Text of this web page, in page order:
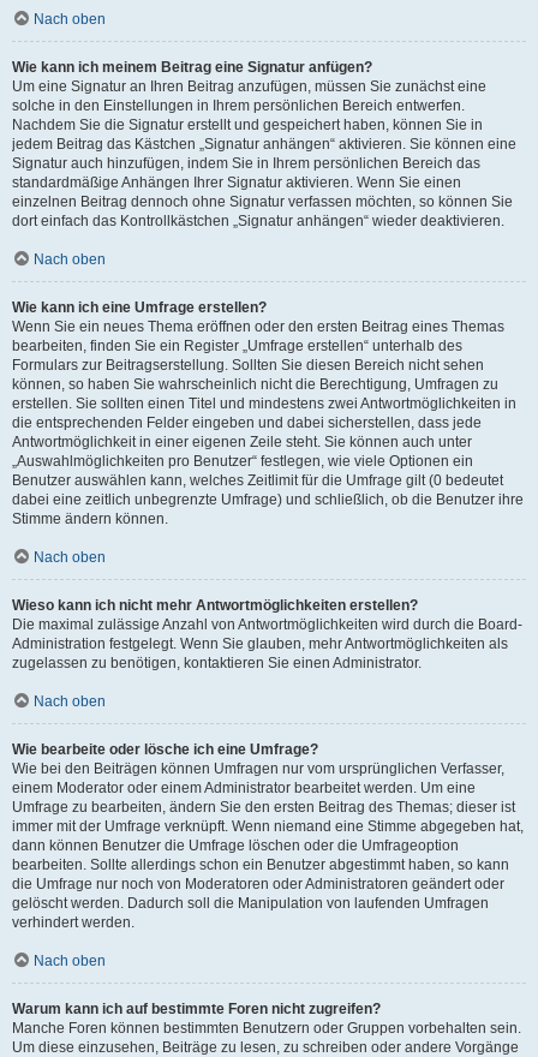
Nach oben
Wie kann ich meinem Beitrag eine Signatur anfügen?
Um eine Signatur an Ihren Beitrag anzufügen, müssen Sie zunächst eine
solche in den Einstellungen in Ihrem persönlichen Bereich entwerfen.
Nachdem Sie die Signatur erstellt und gespeichert haben, können Sie in
jedem Beitrag das Kästchen „Signatur anhängen“ aktivieren. Sie können eine
Signatur auch hinzufügen, indem Sie in Ihrem persönlichen Bereich das
standardmäßige Anhängen Ihrer Signatur aktivieren. Wenn Sie einen
einzelnen Beitrag dennoch ohne Signatur verfassen möchten, so können Sie
dort einfach das Kontrollkästchen „Signatur anhängen“ wieder deaktivieren.
Nach oben
Wie kann ich eine Umfrage erstellen?
Wenn Sie ein neues Thema eröffnen oder den ersten Beitrag eines Themas
bearbeiten, finden Sie ein Register „Umfrage erstellen“ unterhalb des
Formulars zur Beitragserstellung. Sollten Sie diesen Bereich nicht sehen
können, so haben Sie wahrscheinlich nicht die Berechtigung, Umfragen zu
erstellen. Sie sollten einen Titel und mindestens zwei Antwortmöglichkeiten in
die entsprechenden Felder eingeben und dabei sicherstellen, dass jede
Antwortmöglichkeit in einer eigenen Zeile steht. Sie können auch unter
„Auswahlmöglichkeiten pro Benutzer“ festlegen, wie viele Optionen ein
Benutzer auswählen kann, welches Zeitlimit für die Umfrage gilt (0 bedeutet
dabei eine zeitlich unbegrenzte Umfrage) und schließlich, ob die Benutzer ihre
Stimme ändern können.
Nach oben
Wieso kann ich nicht mehr Antwortmöglichkeiten erstellen?
Die maximal zulässige Anzahl von Antwortmöglichkeiten wird durch die Board-
Administration festgelegt. Wenn Sie glauben, mehr Antwortmöglichkeiten als
zugelassen zu benötigen, kontaktieren Sie einen Administrator.
Nach oben
Wie bearbeite oder lösche ich eine Umfrage?
Wie bei den Beiträgen können Umfragen nur vom ursprünglichen Verfasser,
einem Moderator oder einem Administrator bearbeitet werden. Um eine
Umfrage zu bearbeiten, ändern Sie den ersten Beitrag des Themas; dieser ist
immer mit der Umfrage verknüpft. Wenn niemand eine Stimme abgegeben hat,
dann können Benutzer die Umfrage löschen oder die Umfrageoption
bearbeiten. Sollte allerdings schon ein Benutzer abgestimmt haben, so kann
die Umfrage nur noch von Moderatoren oder Administratoren geändert oder
gelöscht werden. Dadurch soll die Manipulation von laufenden Umfragen
verhindert werden.
Nach oben
Warum kann ich auf bestimmte Foren nicht zugreifen?
Manche Foren können bestimmten Benutzern oder Gruppen vorbehalten sein.
Um diese einzusehen, Beiträge zu lesen, zu schreiben oder andere Vorgänge